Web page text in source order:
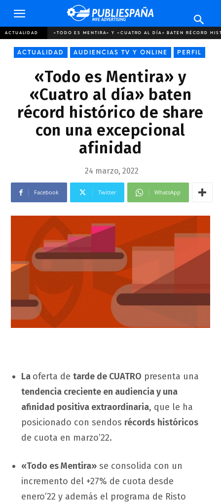
Publiespaña
ACTUALIDAD «TODO ES MENTIRA» Y «CUATRO AL DÍA» BATEN RÉCORD
ACTUALIDAD AUDIENCIAS TV Y ONLINE PERFIL
«Todo es Mentira» y
«Cuatro al día» baten
récord histórico de share
con una excepcional
afinidad
24 marzo, 2022
Facebook Twitter WhatsApp
La oferta de tarde de CUATRO presenta una
tendencia creciente en audiencia y una
afinidad positiva extraordinaria, que le ha
posicionado con sendos récords históricos
de cuota en marzo’22.
«Todo es Mentira» se consolida con un
incremento del +27% de cuota desde
enero’22 y además el programa de Risto